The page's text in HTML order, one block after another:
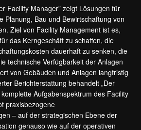
Facility Manager” zeigt Lösungen für
Planung, Bau und Bewirtschaftung von
Ziel von Facility Management ist es,
das Kerngeschäft zu schaffen, die
dauerhaft zu senken, die
technische Verfügbarkeit der Anlagen
von Gebäuden und Anlagen langfristig
Berichterstattung behandelt „Der
Aufgabenspektrum des Facility
praxisbezogene
– auf der strategischen Ebene der
genauso wie auf der operativen